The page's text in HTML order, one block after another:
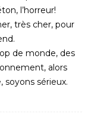
l’horreur!
très cher, pour
de monde, des
alors
soyons sérieux.